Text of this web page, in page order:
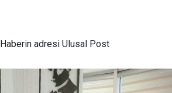
Haberin adresi Ulusal Post